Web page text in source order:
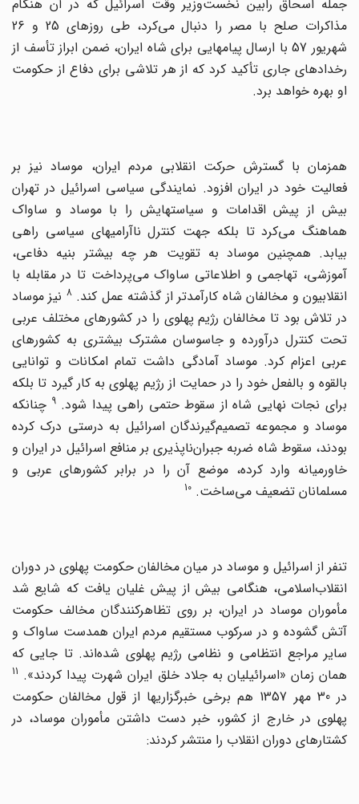
جمله اسحاق رابین نخست‌وزیر وقت اسرائیل که در آن هنگام
مذاکرات صلح با مصر را دنبال می‌کرد، طی روزهای 25 و 26
شهریور 57 با ارسال پیامهایی برای شاه ایران، ضمن ابراز تأسف از
رخدادهای جاری تأکید کرد که از هر تلاشی برای دفاع از حکومت
او بهره خواهد برد.
همزمان با گسترش حرکت انقلابی مردم ایران، موساد نیز بر
فعالیت خود در ایران افزود. نمایندگی سیاسی اسرائیل در تهران
بیش از پیش اقدامات و سیاستهایش را با موساد و ساواک
هماهنگ می‌کرد تا بلکه جهت کنترل ناآرامیهای سیاسی راهی
بیابد. همچنین موساد به تقویت هر چه بیشتر بنیه دفاعی،
آموزشی، تهاجمی و اطلاعاتی ساواک می‌پرداخت تا در مقابله با
انقلابیون و مخالفان شاه کارآمدتر از گذشته عمل کند.8 نیز موساد
در تلاش بود تا مخالفان رژیم پهلوی را در کشورهای مختلف عربی
تحت کنترل درآورده و جاسوسان مشترک بیشتری به کشورهای
عربی اعزام کرد. موساد آمادگی داشت تمام امکانات و توانایی
بالقوه و بالفعل خود را در حمایت از رژیم پهلوی به کار گیرد تا بلکه
برای نجات نهایی شاه از سقوط حتمی راهی پیدا شود.9 چنانکه
موساد و مجموعه تصمیم‌گیرندگان اسرائیل به درستی درک کرده
بودند، سقوط شاه ضربه جبران‌ناپذیری بر منافع اسرائیل در ایران و
خاورمیانه وارد کرده، موضع آن را در برابر کشورهای عربی و
مسلمانان تضعیف می‌ساخت.10
تنفر از اسرائیل و موساد در میان مخالفان حکومت پهلوی در دوران
انقلاب‌اسلامی، هنگامی بیش از پیش غلیان یافت که شایع شد
مأموران موساد در ایران، بر روی تظاهرکنندگان مخالف حکومت
آتش گشوده و در سرکوب مستقیم مردم ایران همدست ساواک و
سایر مراجع انتظامی و نظامی رژیم پهلوی شده‌اند. تا جایی که
همان زمان «اسرائیلیان به جلاد خلق ایران شهرت پیدا کردند».11
در 30 مهر 1357 هم برخی خبرگزاریها از قول مخالفان حکومت
پهلوی در خارج از کشور، خبر دست داشتن مأموران موساد، در
کشتارهای دوران انقلاب را منتشر کردند: